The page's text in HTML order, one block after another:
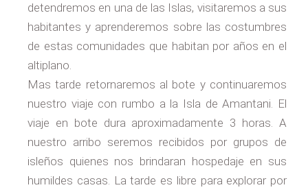
detendremos en una de las Islas, visitaremos a sus
habitantes y aprenderemos sobre las costumbres
de estas comunidades que habitan por años en el
altiplano.
Mas tarde retornaremos al bote y continuaremos
nuestro viaje con rumbo a la Isla de Amantani. El
viaje en bote dura aproximadamente 3 horas. A
nuestro arribo seremos recibidos por grupos de
isleños quienes nos brindaran hospedaje en sus
humildes casas. La tarde es libre para explorar por